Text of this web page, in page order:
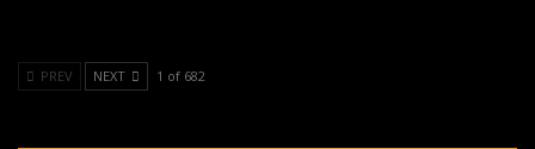
PREV NEXT 1 of 682